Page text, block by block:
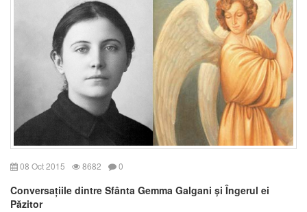
08 Oct 2015 8682 0
Conversațiile dintre Sfânta Gemma Galgani și Îngerul ei
Păzitor